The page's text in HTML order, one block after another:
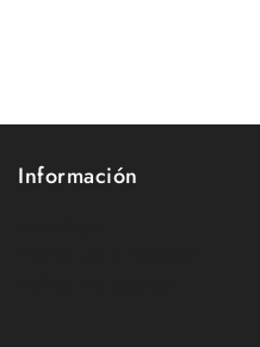
Información